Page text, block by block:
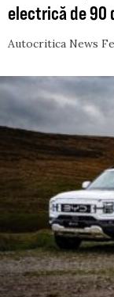
electrică de 90
Autocritica News